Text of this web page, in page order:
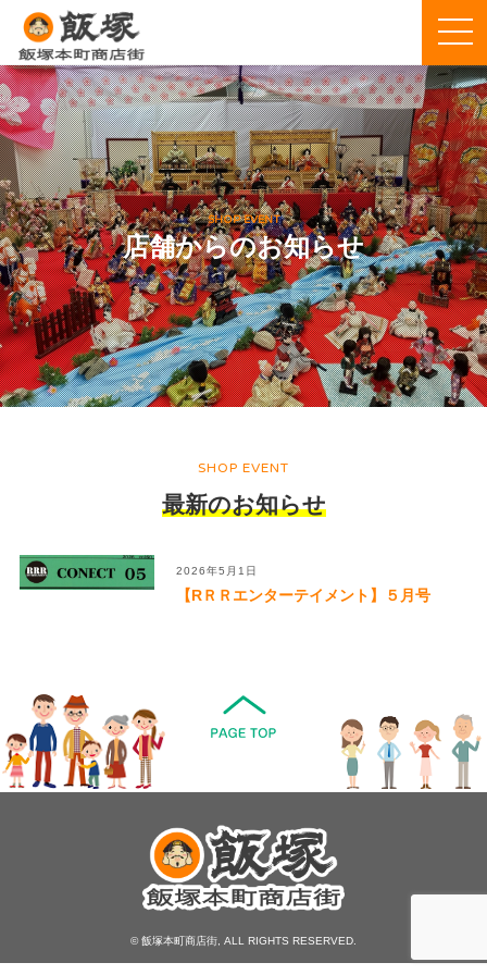
SHOP EVENT
店舗からのお知らせ
SHOP EVENT
最新のお知らせ
2026年5月1日
【RＲＲエンターテイメント】５月号
© 飯塚本町商店街, ALL RIGHTS RESERVED.